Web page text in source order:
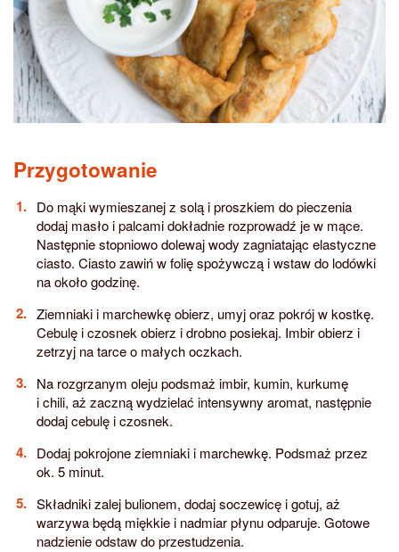
Przygotowanie
Do mąki wymieszanej z solą i proszkiem do pieczenia
dodaj masło i palcami dokładnie rozprowadź je w mące.
Następnie stopniowo dolewaj wody zagniatając elastyczne
ciasto. Ciasto zawiń w folię spożywczą i wstaw do lodówki
na około godzinę.
Ziemniaki i marchewkę obierz, umyj oraz pokrój w kostkę.
Cebulę i czosnek obierz i drobno posiekaj. Imbir obierz i
zetrzyj na tarce o małych oczkach.
Na rozgrzanym oleju podsmaż imbir, kumin, kurkumę
i chili, aż zaczną wydzielać intensywny aromat, następnie
dodaj cebulę i czosnek.
Dodaj pokrojone ziemniaki i marchewkę. Podsmaż przez
ok. 5 minut.
Składniki zalej bulionem, dodaj soczewicę i gotuj, aż
warzywa będą miękkie i nadmiar płynu odparuje. Gotowe
nadzienie odstaw do przestudzenia.